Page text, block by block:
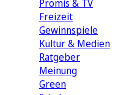
Promis & TV
Freizeit
Gewinnspiele
Kultur & Medien
Ratgeber
Meinung
Green